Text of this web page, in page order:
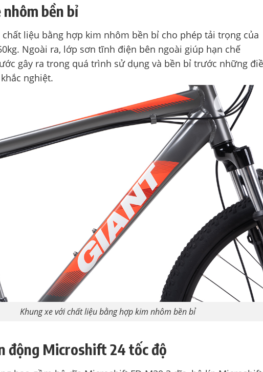
nhôm bền bỉ
chất liệu bằng hợp kim nhôm bền bỉ cho phép tải trọng của
Ngoài ra, lớp sơn tĩnh điện bên ngoài giúp hạn chế
gây ra trong quá trình sử dụng và bền bỉ trước những
nghiệt.
Khung xe với chất liệu bằng hợp kim nhôm bền bỉ
động Microshift 24 tốc độ